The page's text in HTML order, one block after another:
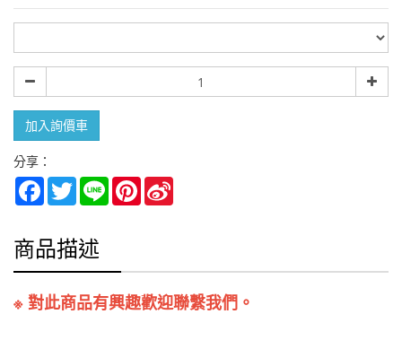
格
量
加入詢價車
分享：
FacebookTwitterLine Pinterest
商品描述
※ 對此商品有興趣歡迎聯繫我們。